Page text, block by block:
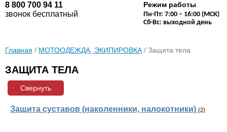
8 800 700 94 11
звонок бесплатный
Режим работы
Пн-Пт: 7:00 – 16:00 (МСК)
Сб-Вс: выходной день
Главная / МОТООДЕЖДА, ЭКИПИРОВКА / Защита тела
ЗАЩИТА ТЕЛА
Свернуть
Защита суставов (наколенники, налокотники) (2)